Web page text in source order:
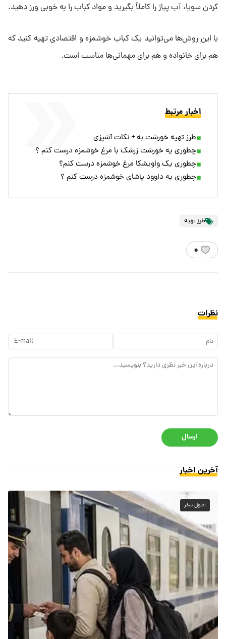
کردن سویا، آب پیاز را کاملاً بگیرید و مواد کباب را به خوبی ورز دهید.
با این روش‌ها می‌توانید یک کباب خوشمزه و اقتصادی تهیه کنید که
هم برای خانواده و هم برای مهمانی‌ها مناسب است.
اخبار مرتبط
طرز تهیه خورشت به + نکات آشپزی
چطوری یه خورشت زرشک با مرغ خوشمزه درست کنم ؟
چطوری یک واویشکا مرغ خوشمزه درست کنم؟
چطوری یه داوود پاشای خوشمزه درست کنم ؟
طرز تهیه
۰
نظرات
ارسال
آخرین اخبار
اصول سفر